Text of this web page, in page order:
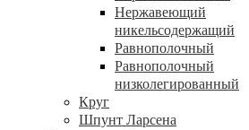
Нержавеющий
никельсодержащий
Равнополочный
Равнополочный
низколегированный
Круг
Шпунт Ларсена